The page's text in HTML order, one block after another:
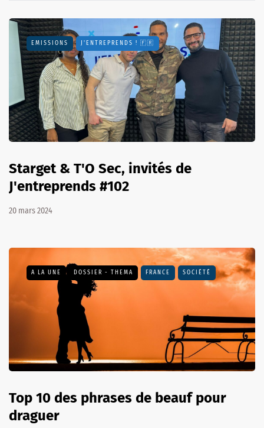
EMISSIONS J'ENTREPRENDS ! 🇫🇷
Starget & T'O Sec, invités de
J'entreprends #102
20 mars 2024
A LA UNE DOSSIER - THEMA FRANCE SOCIÉTÉ
Top 10 des phrases de beauf pour
draguer